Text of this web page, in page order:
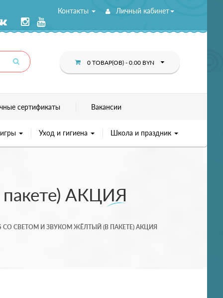
Контакты Личный кабинет
0 ТОВАР(ОВ) - 0.00 BYN
сертификаты Вакансии
Уход и гигиена Школа и праздник
пакете) АКЦИЯ
СО СВЕТОМ И ЗВУКОМ ЖЁЛТЫЙ (В ПАКЕТЕ) АКЦИЯ